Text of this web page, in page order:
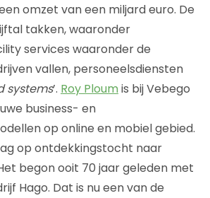
omzet van een miljard euro. De
takken, waaronder
services waaronder de
vallen, personeelsdiensten
systems’. Roy Ploum is bij Vebego
business- en
op online en mobiel gebied.
op ontdekkingstocht naar
begon ooit 70 jaar geleden met
Hago. Dat is nu een van de